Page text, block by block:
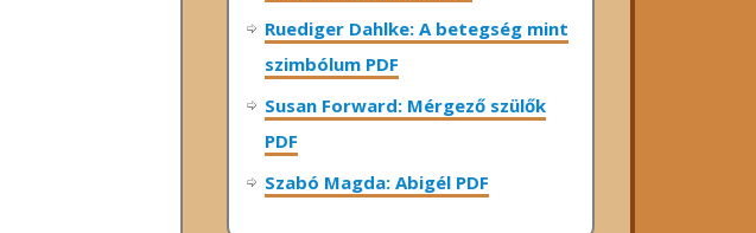
Ruediger Dahlke: A betegség mint
szimbólum PDF
Susan Forward: Mérgező szülők
PDF
Szabó Magda: Abigél PDF